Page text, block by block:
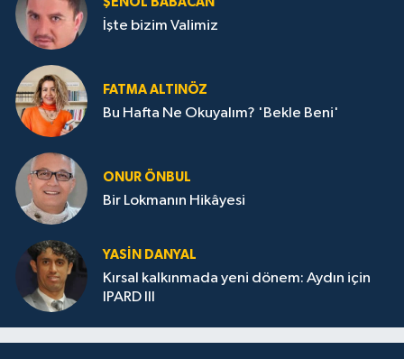
İşte bizim Valimiz
FATMA ALTINÖZ
Bu Hafta Ne Okuyalım? 'Bekle Beni'
ONUR ÖNBUL
Bir Lokmanın Hikâyesi
YASIN DANYAL
Kırsal kalkınmada yeni dönem: Aydın için
IPARD III